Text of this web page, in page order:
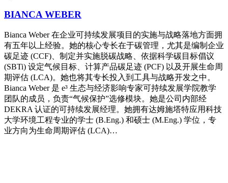
BIANCA WEBER
Bianca Weber 在企业可持续发展项目的实施与战略落地方面拥
有五年以上经验。她的核心专长在于碳管理，尤其是编制企业
碳足迹 (CCF)、制定并实施脱碳战略、依据科学碳目标倡议
(SBTi) 设定气候目标、计算产品碳足迹 (PCF) 以及开展生命周
期评估 (LCA)。她也将其专长投入到工具与战略开发之中。
Bianca Weber 是 e³ 生态与经济影响专家可持续发展学院教学
团队的成员，负责“气候保护”选修模块。她是公司内部经
DEKRA 认证的可持续发展经理。她拥有达姆施塔特应用科技
大学环境工程专业的学士 (B.Eng.) 和硕士 (M.Eng.) 学位，专
业方向为生命周期评估 (LCA)…